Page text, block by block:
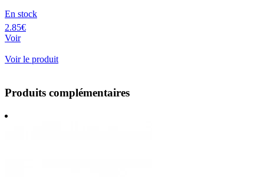
En stock
2.85€
Voir
Voir le produit
Produits complémentaires